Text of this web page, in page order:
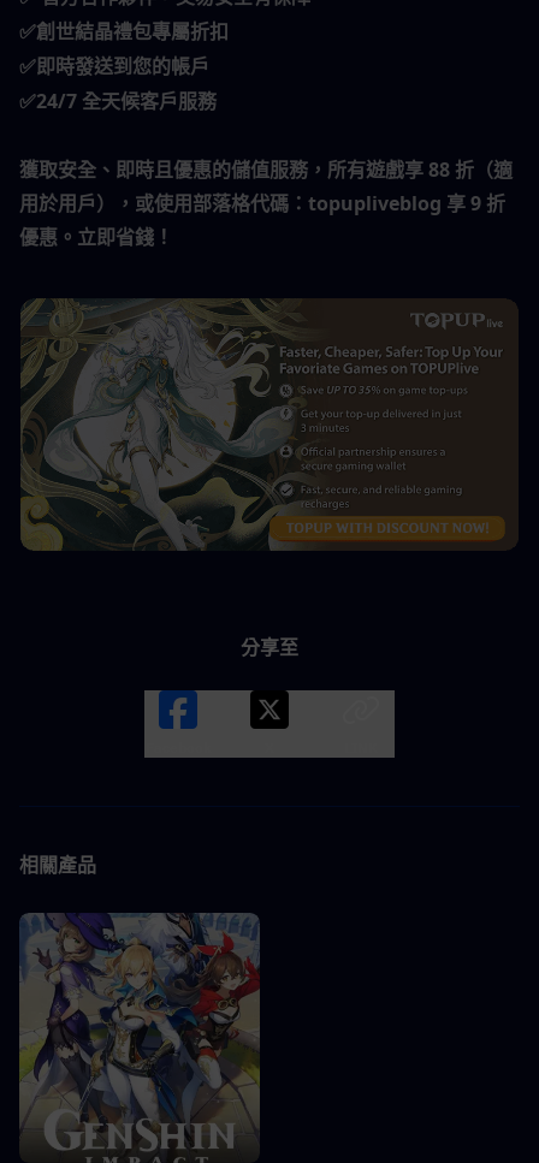
✅創世結晶禮包專屬折扣
✅即時發送到您的帳戶
✅24/7 全天候客戶服務
獲取安全、即時且優惠的儲值服務，所有遊戲享 88 折（適
用於用戶），或使用部落格代碼：topupliveblog 享 9 折
優惠。立即省錢！
分享至
相關產品